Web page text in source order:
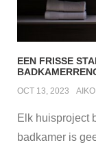
EEN FRISSE
OCT 13, 2023 AIKO
Elk huisproject
badkamer is